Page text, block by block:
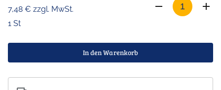
7,48 € zzgl. MwSt.
1 St
In den Warenkorb